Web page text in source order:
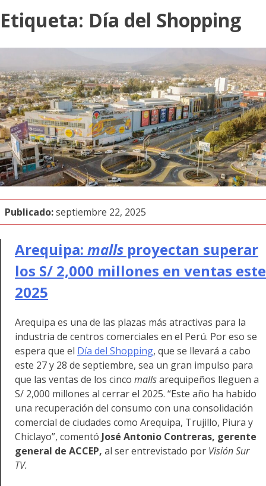
Etiqueta: Día del Shopping
Publicado:septiembre 22, 2025
Arequipa: malls proyectan superar
los S/ 2,000 millones en ventas este
2025
Arequipa es una de las plazas más atractivas para la
industria de centros comerciales en el Perú. Por eso se
espera que el Día del Shopping, que se llevará a cabo
este 27 y 28 de septiembre, sea un gran impulso para
que las ventas de los cinco mallsarequipeños lleguen a
S/ 2,000 millones al cerrar el 2025. “Este año ha habido
una recuperación del consumo con una consolidación
comercial de ciudades como Arequipa, Trujillo, Piura y
Chiclayo”, comentó José Antonio Contreras, gerente
general de ACCEP, al ser entrevistado por Visión Sur
TV.